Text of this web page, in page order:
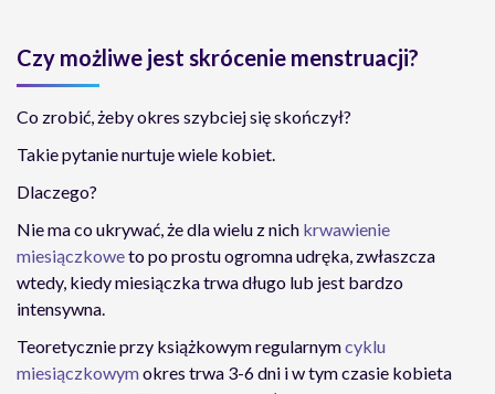
Czy możliwe jest skrócenie menstruacji?
Co zrobić, żeby okres szybciej się skończył?
Takie pytanie nurtuje wiele kobiet.
Dlaczego?
Nie ma co ukrywać, że dla wielu z nich krwawienie
miesiączkoweto po prostu ogromna udręka, zwłaszcza
wtedy, kiedy miesiączka trwa długo lub jest bardzo
intensywna.
Teoretycznie przy książkowym regularnymcyklu
miesiączkowymokres trwa 3-6 dni i w tym czasie kobieta